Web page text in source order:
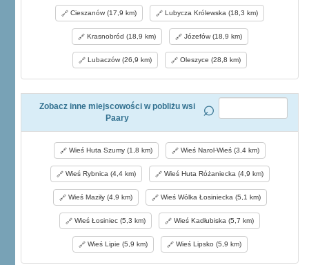
Cieszanów (17,9 km) Lubycza Królewska (18,3 km)
Krasnobród (18,9 km) Józefów (18,9 km)
Lubaczów (26,9 km) Oleszyce (28,8 km)
Zobacz inne miejscowości w pobliżu wsi
Paary
Wieś Huta Szumy (1,8 km) Wieś Narol-Wieś (3,4 km)
Wieś Rybnica (4,4 km) Wieś Huta Różaniecka (4,9 km)
Wieś Maziły (4,9 km) Wieś Wólka Łosiniecka (5,1 km)
Wieś Łosiniec (5,3 km) Wieś Kadłubiska (5,7 km)
Wieś Lipie (5,9 km) Wieś Lipsko (5,9 km)